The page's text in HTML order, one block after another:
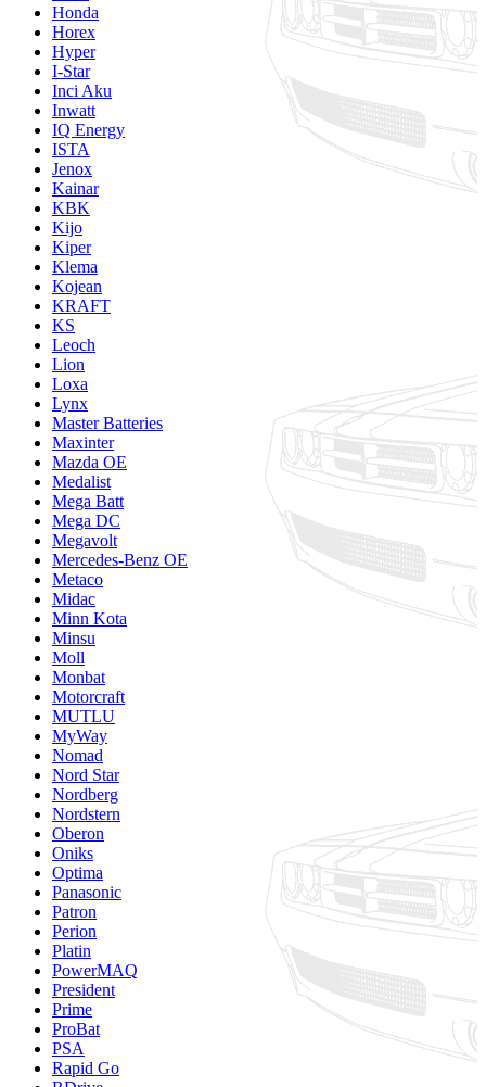
Honda
Horex
Hyper
I-Star
Inci Aku
Inwatt
IQ Energy
ISTA
Jenox
Kainar
KBK
Kijo
Kiper
Klema
Kojean
KRAFT
KS
Leoch
Lion
Loxa
Lynx
Master Batteries
Maxinter
Mazda OE
Medalist
Mega Batt
Mega DC
Megavolt
Mercedes-Benz OE
Metaco
Midac
Minn Kota
Minsu
Moll
Monbat
Motorcraft
MUTLU
MyWay
Nomad
Nord Star
Nordberg
Nordstern
Oberon
Oniks
Optima
Panasonic
Patron
Perion
Platin
PowerMAQ
President
Prime
ProBat
PSA
Rapid Go